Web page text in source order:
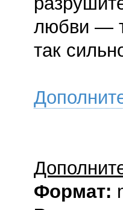
любви —
так
Формат: